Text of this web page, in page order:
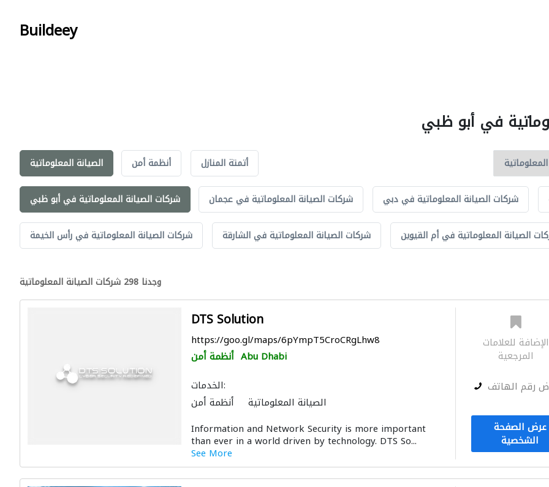
Buildeey
في أبو ظبي
الصيانة المعلوماتية أنظمة أمن أتمتة المنازل
شركات الصيانة المعلوماتية في أبو ظبي شركات الصيانة المعلوماتية في عجمان شركات الصيانة المعلوماتية في دبي
شركات الصيانة المعلوماتية في رأس الخيمة شركات الصيانة المعلوماتية في الشارقة الصيانة المعلوماتية في أم القيوين
وجدنا 298 شركات الصيانة المعلوماتية
DTS Solution
https://goo.gl/maps/6pYmpT5CroCRgLhw8
أنظمة أمن Abu Dhabi
الخدمات:
أنظمة أمن
الصيانة المعلوماتية
Information and Network Security is more important
than ever in a world driven by technology. DTS So...
See More
الإضافة للعلامات
المرجعية
رقم الهاتف
عرض الصفحة
الشخصية